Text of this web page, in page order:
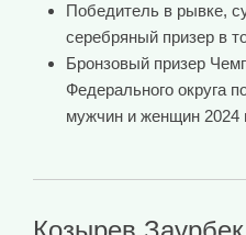
Победитель в рывке,
серебряный призер в
Бронзовый призер
Федерального округа
мужчин и женщин 2024